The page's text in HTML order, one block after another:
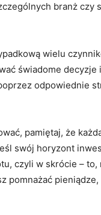
branż czy
wielu
świadome decyzje
odpowiednie
pamiętaj, że
swój horyzont
czyli w skrócie – to,
pomnażać